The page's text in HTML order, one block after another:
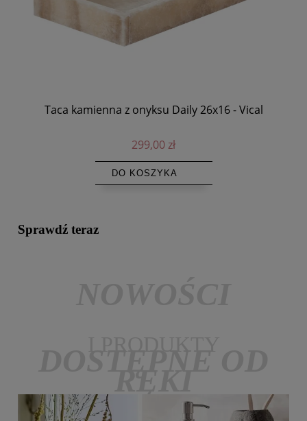
Taca kamienna z onyksu Daily 26x16 - Vical
299,00 zł
DO KOSZYKA
Sprawdź teraz